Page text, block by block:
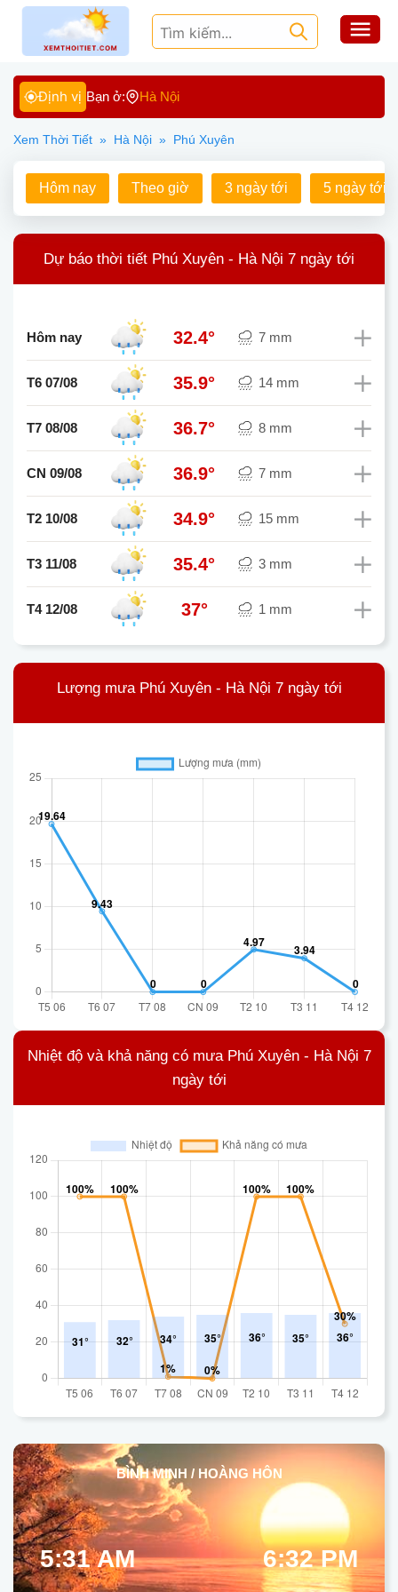
Định vị Bạn ở: Hà Nội
Xem Thời Tiết » Hà Nội » Phú Xuyên
Hôm nay Theo giờ 3 ngày tới 5 ngày tới
Dự báo thời tiết Phú Xuyên - Hà Nội 7 ngày tới
Hôm nay 32.4° 7 mm
T6 07/08 35.9° 14 mm
T7 08/08 36.7° 8 mm
CN 09/08 36.9° 7 mm
T2 10/08 34.9° 15 mm
T3 11/08 35.4° 3 mm
T4 12/08 37° 1 mm
Lượng mưa Phú Xuyên - Hà Nội 7 ngày tới
Nhiệt độ và khả năng có mưa Phú Xuyên - Hà Nội 7
ngày tới
BÌNH MINH / HOÀNG HÔN
5:31 AM 6:32 PM